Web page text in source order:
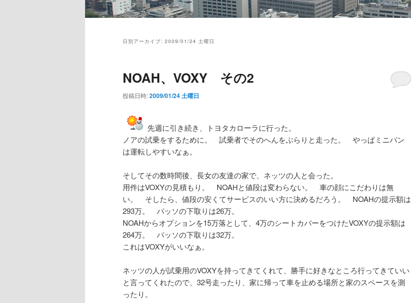
日別アーカイブ: 2009/01/24 土曜日
NOAH、VOXY その2
投稿日時:2009/01/24 土曜日
先週に引き続き、トヨタカローラに行った。
ノアの試乗をするために。 試乗者でそのへんをぶらりと走った。 やっぱミニバン
は運転しやすいなぁ。
そしてその数時間後、長女の友達の家で、ネッツの人と会った。
用件はVOXYの見積もり。 NOAHと値段は変わらない。 車の顔にこだわりは無
い。 そしたら、値段の安くてサービスのいい方に決めるだろう。 NOAHの提示額は
293万。 パッソの下取りは26万。
NOAHからオプションを15万落として、4万のシートカバーをつけたVOXYの提示額は
264万。 パッソの下取りは32万。
これはVOXYがいいなぁ。
ネッツの人が試乗用のVOXYを持ってきてくれて、勝手に好きなところ行ってきていい
と言ってくれたので、32号走ったり、家に帰って車を止める場所と家のスペースを測
ったり。